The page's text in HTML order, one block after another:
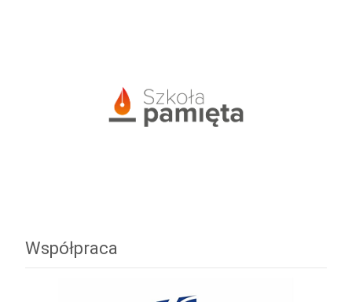
Współpraca